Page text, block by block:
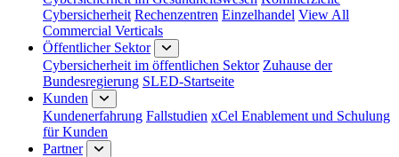
Cybersicherheit Rechenzentren Einzelhandel View All
Commercial Verticals
Öffentlicher Sektor
Cybersicherheit im öffentlichen Sektor Zuhause der
Bundesregierung SLED-Startseite
Kunden
Kundenerfahrung Fallstudien xCel Enablement und Schulung
für Kunden
Partner